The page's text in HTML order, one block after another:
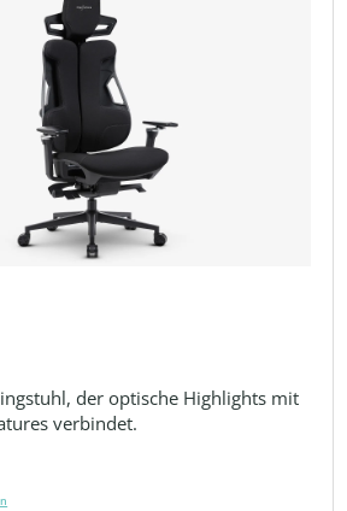
der optische Highlights mit
verbindet.